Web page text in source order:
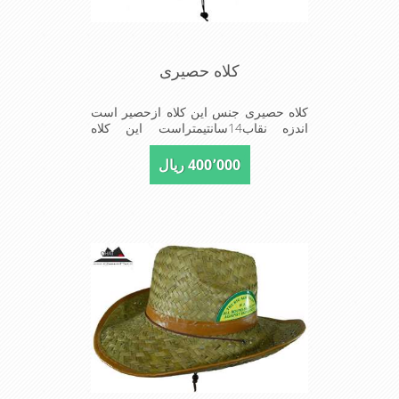
کلاه حصیری
کلاه حصیری جنس این کلاه ازحصیر است
اندزه نقاب14سانتیمتراست این کلاه
مخصوص گردشگری کوهنوردی و پیاده
روی های طولانی مدت است سبک ودارای
لبه های بلند برای جلوگیری بیشترازتابش
400٬000 ریال